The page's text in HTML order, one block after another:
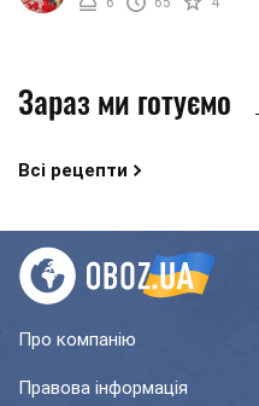
таку незвичну назву, ...
Зараз ми готуємо
Всі рецепти
Про компанію
Правова інформація